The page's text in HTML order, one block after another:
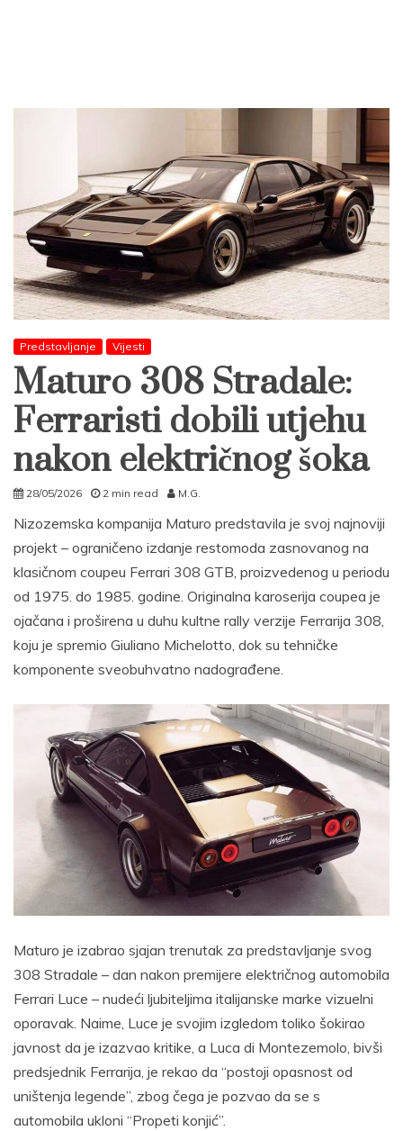
Predstavljanje Vijesti
Maturo 308 Stradale:
Ferraristi dobili utjehu
nakon električnog šoka
28/05/2026 2 min read M.G.
Nizozemska kompanija Maturo predstavila je svoj najnoviji
projekt – ograničeno izdanje restomoda zasnovanog na
klasičnom coupeu Ferrari 308 GTB, proizvedenog u periodu
od 1975. do 1985. godine. Originalna karoserija coupea je
ojačana i proširena u duhu kultne rally verzije Ferrarija 308,
koju je spremio Giuliano Michelotto, dok su tehničke
komponente sveobuhvatno nadograđene.
Maturo je izabrao sjajan trenutak za predstavljanje svog
308 Stradale – dan nakon premijere električnog automobila
Ferrari Luce – nudeći ljubiteljima italijanske marke vizuelni
oporavak. Naime, Luce je svojim izgledom toliko šokirao
javnost da je izazvao kritike, a Luca di Montezemolo, bivši
predsjednik Ferrarija, je rekao da “postoji opasnost od
uništenja legende”, zbog čega je pozvao da se s
automobila ukloni “Propeti konjić”.